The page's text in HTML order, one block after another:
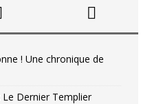
! Une chronique de
Le Dernier Templier